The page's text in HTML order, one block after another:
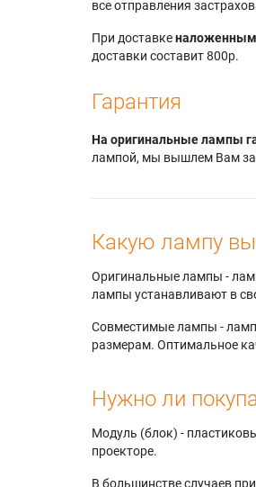
все отправления
При доставке
доставки составит 800р.
Гарантия
На оригинальные лампы
лампой, мы вышлем Вам
Какую лампу
Оригинальные лампы -
лампы устанавливают в
Совместимые лампы -
размерам. Оптимальное
Нужно ли
Модуль (блок) -
проекторе.
В большинстве случаев